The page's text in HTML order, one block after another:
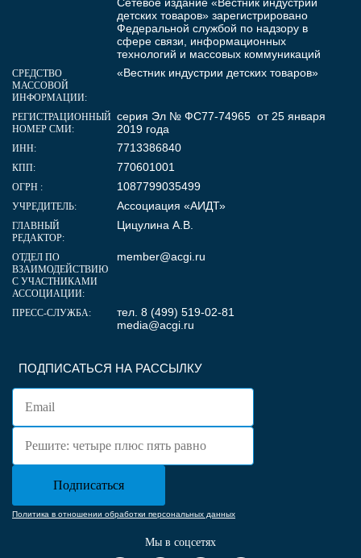
ПОДПИСАТЬСЯ НА РАССЫЛКУ
Политика в отношении обработки персональных данных
Мы в соцсетях
детских товаров» зарегистрировано
Федеральной службой по надзору в
сфере связи, информационных
технологий и массовых коммуникаций
СРЕДСТВО
МАССОВОЙ
ИНФОРМАЦИИ:
«Вестник индустрии детских товаров»
РЕГИСТРАЦИОННЫЙ
НОМЕР СМИ:
серия Эл № ФС77-74965 от 25 января
2019 года
ИНН: 7713386840
КПП: 770601001
ОГРН : 1087799035499
УЧРЕДИТЕЛЬ: Ассоциация «АИДТ»
ГЛАВНЫЙ
РЕДАКТОР:
Цицулина А.В.
ОТДЕЛ ПО
ВЗАИМОДЕЙСТВИЮ
С УЧАСТНИКАМИ
АССОЦИАЦИИ:
member@acgi.ru
ПРЕСС-СЛУЖБА:
тел. 8 (499) 519-02-81
media@acgi.ru